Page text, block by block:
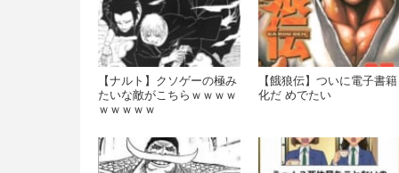
【ナルト】クソゲーの極み
たいな敵がこちらｗｗｗｗ
ｗｗｗｗｗ
【餓狼伝】ついに電子書籍
化だ めでたい